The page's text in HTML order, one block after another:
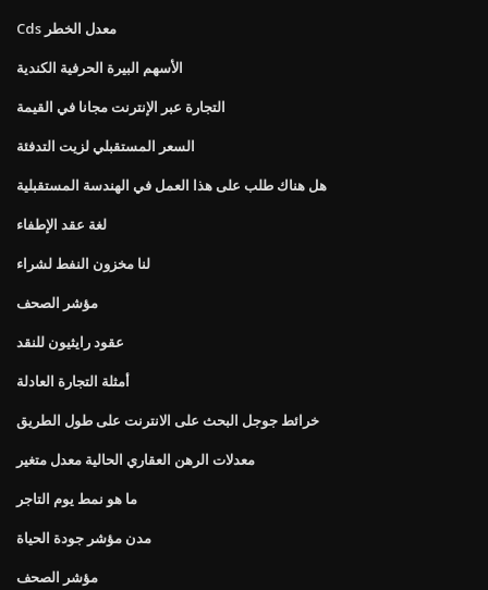
Cds معدل الخطر
الأسهم البيرة الحرفية الكندية
التجارة عبر الإنترنت مجانا في القيمة
السعر المستقبلي لزيت التدفئة
هل هناك طلب على هذا العمل في الهندسة المستقبلية
لغة عقد الإطفاء
لنا مخزون النفط لشراء
مؤشر الصحف
عقود رايثيون للنقد
أمثلة التجارة العادلة
خرائط جوجل البحث على الانترنت على طول الطريق
معدلات الرهن العقاري الحالية معدل متغير
ما هو نمط يوم التاجر
مدن مؤشر جودة الحياة
مؤشر الصحف